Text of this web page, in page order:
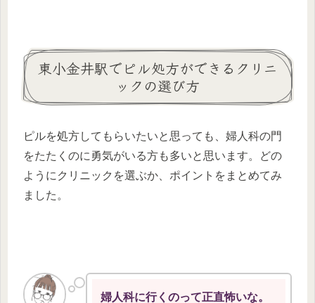
東小金井駅でピル処方ができるクリニ
ックの選び方
ピルを処方してもらいたいと思っても、婦人科の門
をたたくのに勇気がいる方も多いと思います。どの
ようにクリニックを選ぶか、ポイントをまとめてみ
ました。
婦人科に行くのって正直怖いな。